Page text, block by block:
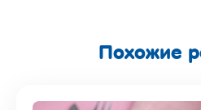
Похожие